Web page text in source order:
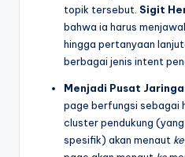
topik tersebut. Sigit
bahwa ia harus
hingga pertanyaan
berbagai jenis intent
Menjadi Pusat
page berfungsi sebagai
cluster pendukung
spesifik) akan menaut ke